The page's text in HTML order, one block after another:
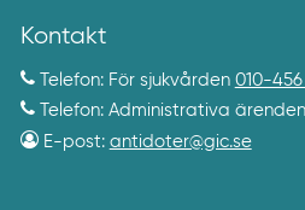
Kontakt
Telefon: För sjukvården 010-456
Telefon: Administrativa ärenden
E-post: antidoter@gic.se